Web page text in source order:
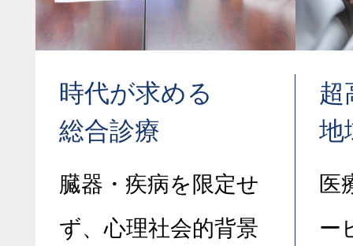
時代が求める
総合診療
臓器・疾病を限定せ
ず、心理社会的背景
超
地
医
ー